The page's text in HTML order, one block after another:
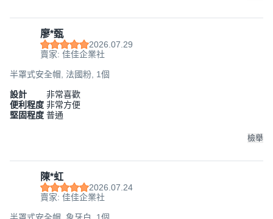
廖*甄
2026.07.29
賣家: 佳佳企業社
半罩式安全帽, 法國粉, 1個
設計
非常喜歡
便利程度 非常方便
堅固程度 普通
檢舉
陳*虹
2026.07.24
賣家: 佳佳企業社